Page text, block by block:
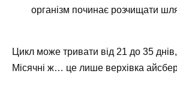
організм починає розчищати
Цикл може тривати від 21 до 35
Місячні ж… це лише верхівка